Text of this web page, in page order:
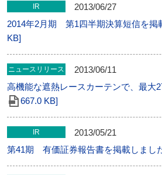
IR
2013/06/27
2014年2月期 第1四半期決算短信を掲
KB]
ニュースリリース
2013/06/11
高機能な遮熱レースカーテンで、最大
667.0 KB]
IR
2013/05/21
第41期 有価証券報告書を掲載しまし